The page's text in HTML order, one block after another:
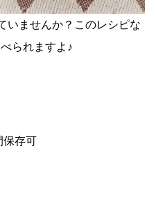
いませんか？このレシピな
られますよ♪
保存可